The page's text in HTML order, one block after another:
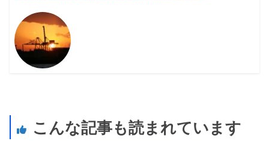
こんな記事も読まれています